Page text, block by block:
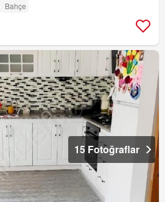
Bahçe
15 Fotoğraflar